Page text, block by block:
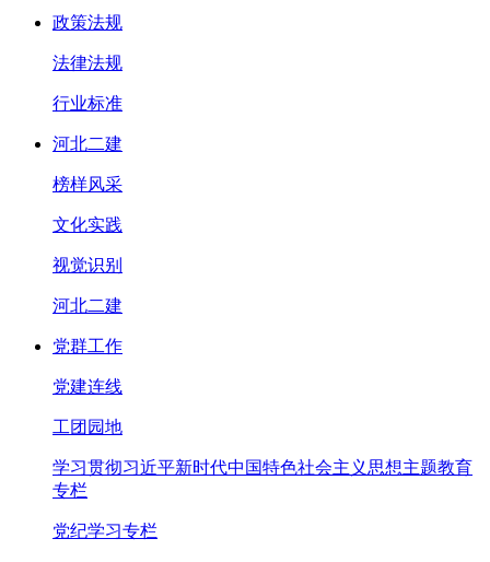
政策法规
法律法规
行业标准
河北二建
榜样风采
文化实践
视觉识别
河北二建
党群工作
党建连线
工团园地
学习贯彻习近平新时代中国特色社会主义思想主题教育
专栏
党纪学习专栏